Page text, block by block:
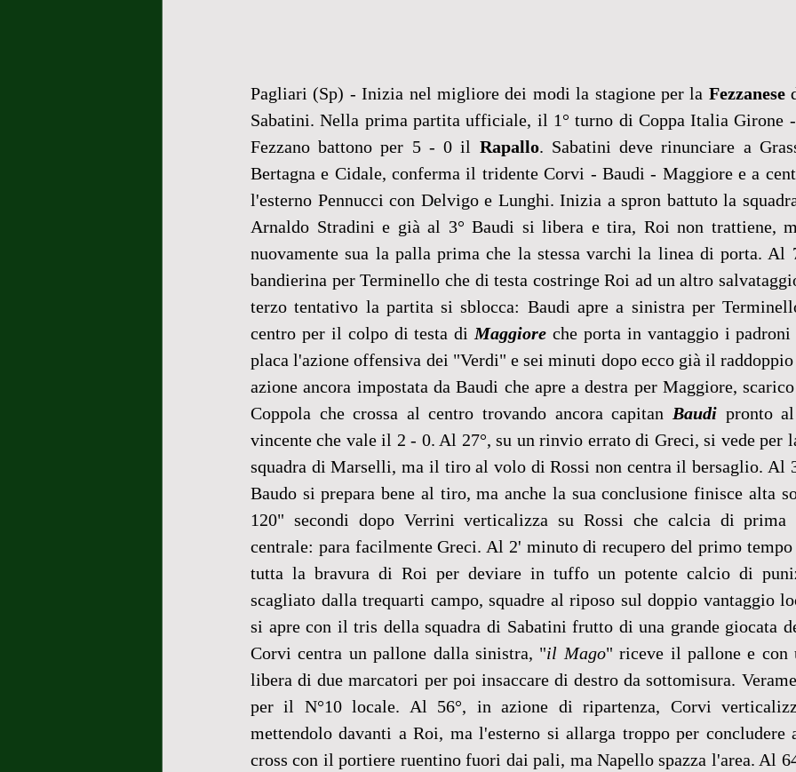
Pagliari (Sp) - Inizia nel migliore dei modi la stagione per la Fezzanese
Sabatini. Nella prima partita ufficiale, il 1° turno di Coppa Italia Girone
Fezzano battono per 5 - 0 il Rapallo. Sabatini deve rinunciare a
Bertagna e Cidale, conferma il tridente Corvi - Baudi - Maggiore e a
l'esterno Pennucci con Delvigo e Lunghi. Inizia a spron battuto la
Arnaldo Stradini e già al 3° Baudi si libera e tira, Roi non trattiene,
nuovamente sua la palla prima che la stessa varchi la linea di porta. Al
bandierina per Terminello che di testa costringe Roi ad un altro
terzo tentativo la partita si sblocca: Baudi apre a sinistra per
centro per il colpo di testa di Maggiore che porta in vantaggio i padroni
placa l'azione offensiva dei "Verdi" e sei minuti dopo ecco già il raddoppio
azione ancora impostata da Baudi che apre a destra per Maggiore,
Coppola che crossa al centro trovando ancora capitan Baudi pronto al
vincente che vale il 2 - 0. Al 27°, su un rinvio errato di Greci, si vede per
squadra di Marselli, ma il tiro al volo di Rossi non centra il bersaglio. Al
Baudo si prepara bene al tiro, ma anche la sua conclusione finisce alta
120" secondi dopo Verrini verticalizza su Rossi che calcia di prima
centrale: para facilmente Greci. Al 2' minuto di recupero del primo
tutta la bravura di Roi per deviare in tuffo un potente calcio di
scagliato dalla trequarti campo, squadre al riposo sul doppio vantaggio
si apre con il tris della squadra di Sabatini frutto di una grande giocata
Corvi centra un pallone dalla sinistra, "il Mago" riceve il pallone e con
libera di due marcatori per poi insaccare di destro da sottomisura.
per il N°10 locale. Al 56°, in azione di ripartenza, Corvi
mettendolo davanti a Roi, ma l'esterno si allarga troppo per concludere
cross con il portiere ruentino fuori dai pali, ma Napello spazza l'area. Al